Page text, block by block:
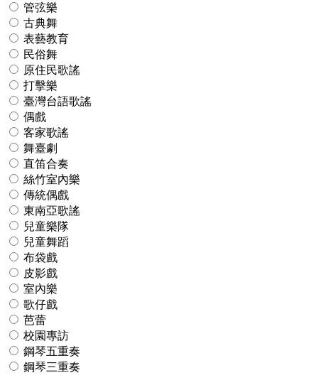
管弦樂
古典舞
表藝教育
民俗舞
原住民歌謠
打擊樂
臺灣台語歌謠
偶戲
客家歌謠
舞臺劇
直笛合奏
絲竹室內樂
傳統偶戲
東南亞歌謠
兒童樂隊
兒童舞蹈
布袋戲
皮影戲
室內樂
歌仔戲
芭蕾
校園專訪
鋼琴五重奏
鋼琴三重奏